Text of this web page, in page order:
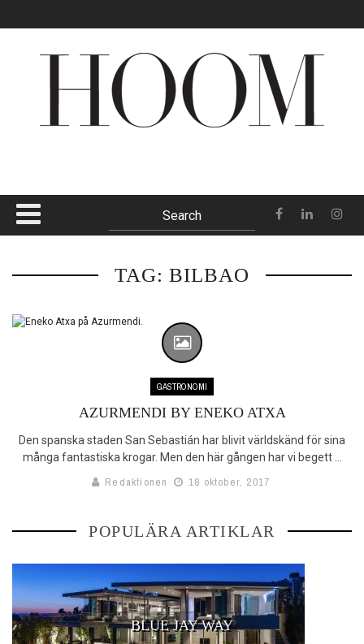
PRENUMERERA
AVDELNINGAR
HOOM XTRA
Itama 62
Oak Pass House
Baros
TAG: BILBAO
GASTRONOMI
AZURMENDI BY ENEKO ATXA
Den spanska staden San Sebastián har blivit världskänd för sina
många fantastiska krogar. Men den här gången har vi begett ...
Redaktionen 18 oktober, 2017
POPULÄRA ARTIKLAR
BLUE JAY WAY